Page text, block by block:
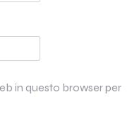
in questo browser per